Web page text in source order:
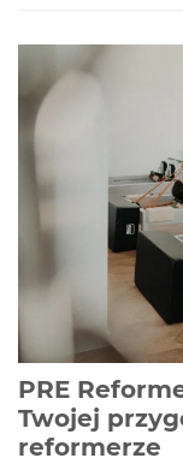
PRE
Twojej
reformerze